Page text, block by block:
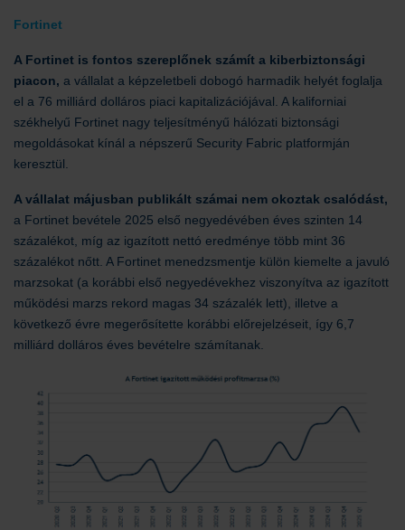
Fortinet
A Fortinet is fontos szereplőnek számít a kiberbiztonsági
piacon, a vállalat a képzeletbeli dobogó harmadik helyét foglalja
el a 76 milliárd dolláros piaci kapitalizációjával. A kaliforniai
székhelyű Fortinet nagy teljesítményű hálózati biztonsági
megoldásokat kínál a népszerű Security Fabric platformján
keresztül.
A vállalat májusban publikált számai nem okoztak csalódást,
a Fortinet bevétele 2025 első negyedévében éves szinten 14
százalékot, míg az igazított nettó eredménye több mint 36
százalékot nőtt. A Fortinet menedzsmentje külön kiemelte a javuló
marzsokat (a korábbi első negyedévekhez viszonyítva az igazított
működési marzs rekord magas 34 százalék lett), illetve a
következő évre megerősítette korábbi előrejelzéseit, így 6,7
milliárd dolláros éves bevételre számítanak.